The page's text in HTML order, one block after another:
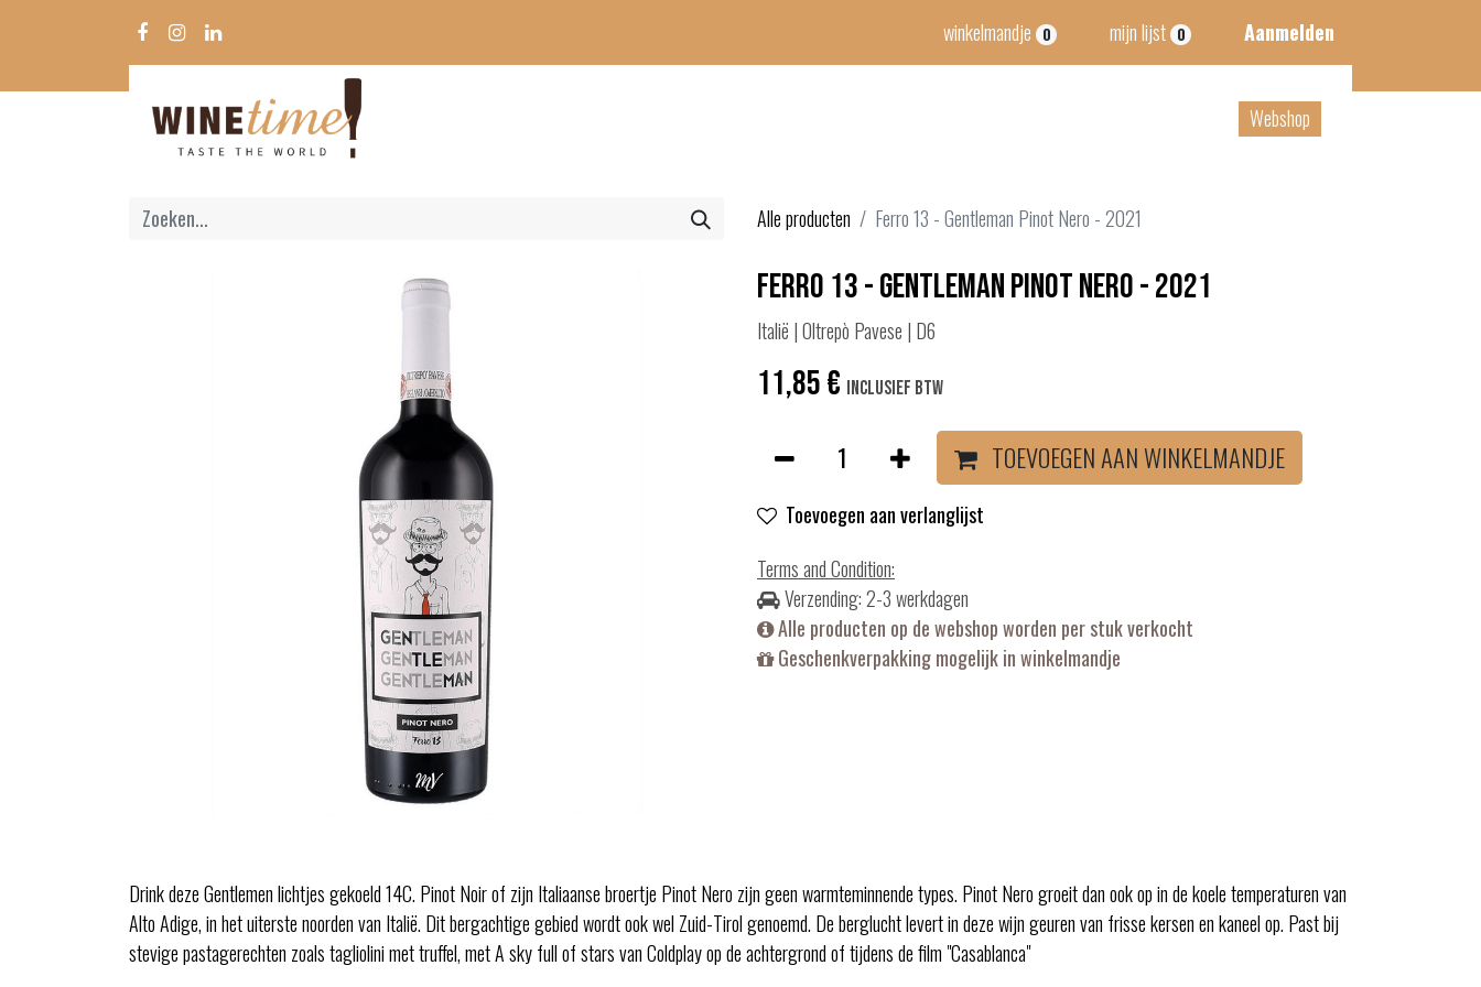
winkelmandje 0 mijn lijst 0 Aanmelden
Webshop
Alle producten Ferro 13 - Gentleman Pinot Nero - 2021
Ferro 13 - Gentleman Pinot Nero - 2021
Italië | Oltrepò Pavese | D6
11,85€ Inclusief btw
TOEVOEGEN AAN WINKELMANDJE
Toevoegen aan verlanglijst
Terms and Condition:
Verzending: 2-3 werkdagen
Alle producten op de webshop worden per stuk verkocht
Geschenkverpakking mogelijk in winkelmandje
Drink deze Gentlemen lichtjes gekoeld 14C. Pinot Noir of zijn Italiaanse broertje Pinot Nero zijn geen warmteminnende types. Pinot Nero groeit dan ook op in de koele temperaturen van
Alto Adige, in het uiterste noorden van Italië. Dit bergachtige gebied wordt ook wel Zuid-Tirol genoemd. De berglucht levert in deze wijn geuren van frisse kersen en kaneel op. Past bij
stevige pastagerechten zoals tagliolini met truffel, met A sky full of stars van Coldplay op de achtergrond of tijdens de film "Casablanca"